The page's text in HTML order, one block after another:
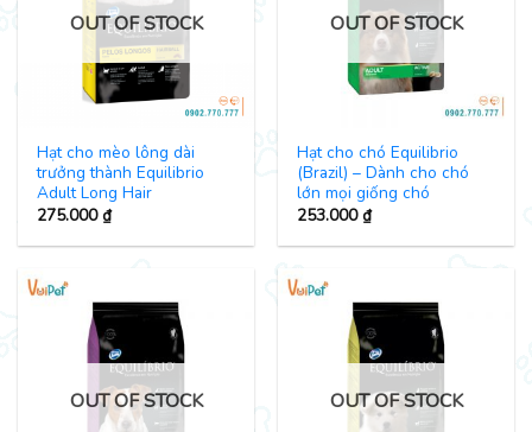
OUT OF STOCK
Hạt cho mèo lông dài
trưởng thành Equilibrio
Adult Long Hair
275.000₫
OUT OF STOCK
Hạt cho chó Equilibrio
(Brazil) – Dành cho chó
lớn mọi giống chó
253.000₫
OUT OF STOCK OUT OF STOCK